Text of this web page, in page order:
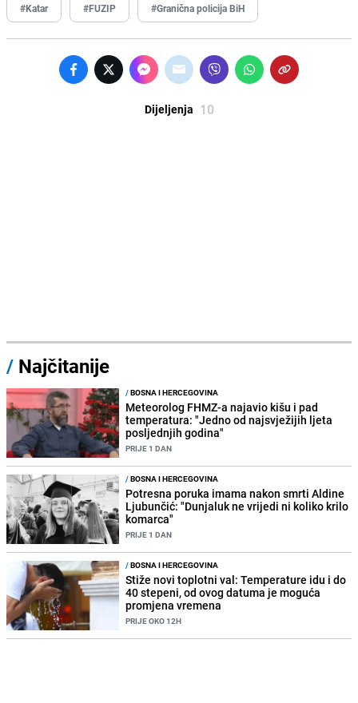
#Katar #FUZIP #Granična policija BiH
Dijeljenja 10
/ Najčitanije
/BOSNA I HERCEGOVINA
Meteorolog FHMZ-a najavio kišu i pad
temperatura: "Jedno od najsvježijih ljeta
posljednjih godina"
PRIJE 1 DAN
/BOSNA I HERCEGOVINA
Potresna poruka imama nakon smrti Aldine
Ljubunčić: "Dunjaluk ne vrijedi ni koliko krilo
komarca"
PRIJE 1 DAN
/BOSNA I HERCEGOVINA
Stiže novi toplotni val: Temperature idu i do
40 stepeni, od ovog datuma je moguća
promjena vremena
PRIJE OKO 12H